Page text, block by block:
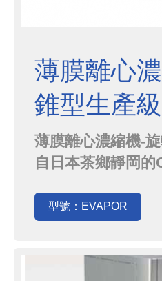
薄膜離心
錐型生產級
薄膜離心濃縮機-
自日本茶鄉靜岡
計的實力，現在藉
機-旋轉錐型生產
OKAWARA利用
型號：EVAPOR